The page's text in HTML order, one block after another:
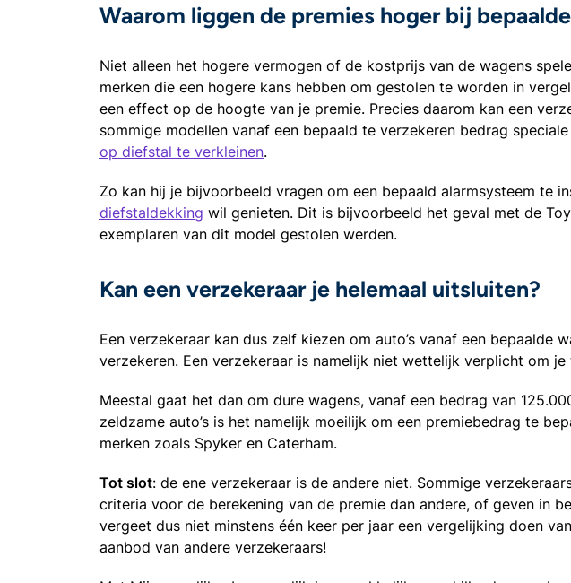
Waarom liggen de premies hoger bij
Niet alleen het hogere vermogen of de kostprijs van de wagens
merken die een hogere kans hebben om gestolen te worden in
een effect op de hoogte van je premie. Precies daarom kan een
sommige modellen vanaf een bepaald te verzekeren bedrag
op diefstal te verkleinen.
Zo kan hij je bijvoorbeeld vragen om een bepaald alarmsysteem te
diefstaldekking wil genieten. Dit is bijvoorbeeld het geval met de
exemplaren van dit model gestolen werden.
Kan een verzekeraar je helemaal uitsluiten?
Een verzekeraar kan dus zelf kiezen om auto’s vanaf een bepaalde
verzekeren. Een verzekeraar is namelijk niet wettelijk verplicht om je
Meestal gaat het dan om dure wagens, vanaf een bedrag van
zeldzame auto’s is het namelijk moeilijk om een premiebedrag te
merken zoals Spyker en Caterham.
Tot slot: de ene verzekeraar is de andere niet. Sommige
criteria voor de berekening van de premie dan andere, of geven in
vergeet dus niet minstens één keer per jaar een vergelijking doen
aanbod van andere verzekeraars!